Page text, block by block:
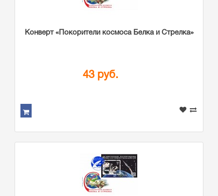
Конверт «Покорители космоса Белка и Стрелка»
43 руб.